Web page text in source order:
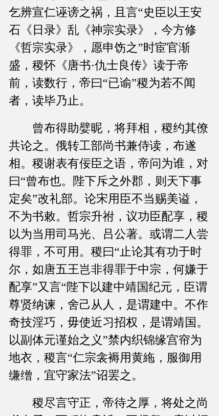
乞辨宣仁诬谤之祸，且言“史臣以王安
石《日录》乱《神宗实录》，今方修
《哲宗实录》，愿申饬之”时宦官渐
盛，稷怀《唐书·仇士良传》读于帝
前，读数行，帝曰“已谕”稷为若不闻
者，读毕乃止。
曾布得助嬖昵，将拜相，稷约其僚
共论之。俄转工部尚书兼侍读，布遂
相。稷谢表有佞臣之语，帝问为谁，对
曰“曾布也。陛下斥之外郡，则天下事
定矣”改礼部。论宋用臣不当赐美谥，
不为书敕。哲宗升祔，议功臣配享，稷
以为当用司马光、吕公著。或谓二人尝
得罪，不可用。稷曰“止论其有功于时
尔，如唐五王岂非得罪于中宗，何嫌于
配享”又言“陛下以建中靖国纪元，臣谓
尊贤纳谏，舍己从人，是谓建中。不作
奇技淫巧，毋使近习招权，是谓靖国。
以副体元谨始之义”禁内织锦缘宫帘为
地衣，稷言“仁宗衾褥用黄絁，服御用
缣缯，宜守家法”诏罢之。
稷尽言守正，帝待之厚，将处之尚